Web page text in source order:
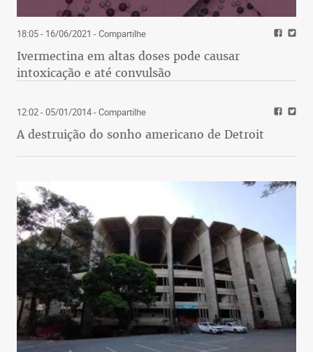
18:05 - 16/06/2021 - Compartilhe
Ivermectina em altas doses pode causar
intoxicação e até convulsão
12:02 - 05/01/2014- Compartilhe
A destruição do sonho americano de Detroit